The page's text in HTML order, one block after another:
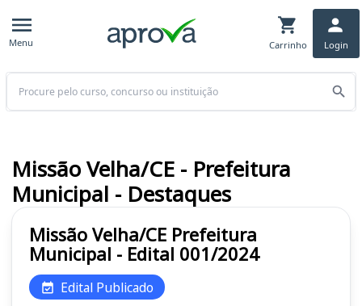
Menu Carrinho Login
Buscar
Missão Velha/CE Prefeitura
Municipal - Edital 001/2024
Edital Publicado
Missão Velha/CE - Prefeitura
Municipal - Destaques